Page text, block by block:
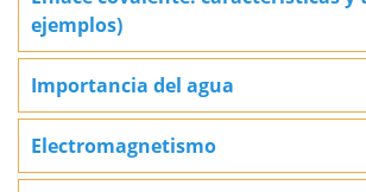
ejemplos)
Importancia del agua
Electromagnetismo